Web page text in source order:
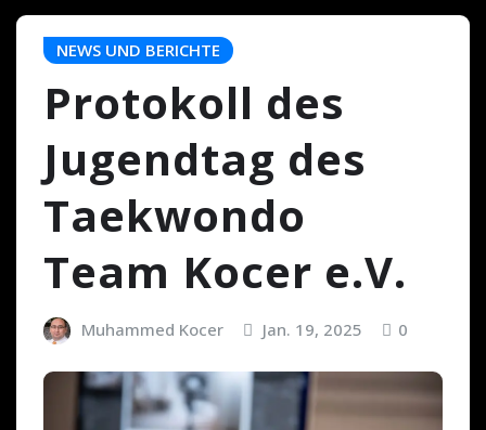
NEWS UND BERICHTE
Protokoll des
Jugendtag des
Taekwondo
Team Kocer e.V.
Muhammed Kocer Jan. 19, 2025 0